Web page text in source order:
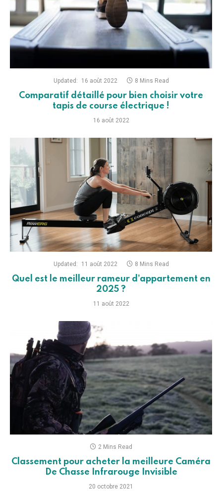
Updated: 16 août 2022 8 Mins Read
Comparatif détaillé pour bien choisir votre
tapis de course électrique !
16 août 2022
Updated: 11 août 2022 8 Mins Read
Quel est le meilleur rameur d’appartement en
2025 ?
11 août 2022
2 Mins Read
Classement pour acheter la meilleure Caméra
De Chasse Infrarouge Invisible
20 octobre 2021